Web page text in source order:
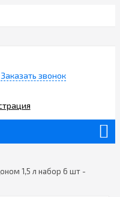
Заказать звонок
1,5 л набор 6 шт -